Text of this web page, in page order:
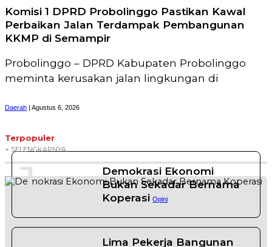
Komisi 1 DPRD Probolinggo Pastikan Kawal
Perbaikan Jalan Terdampak Pembangunan
KKMP di Semampir
Probolinggo – DPRD Kabupaten Probolinggo
meminta kerusakan jalan lingkungan di
Daerah | Agustus 6, 2026
Terpopuler
+ SELENGKAPNYA
1
Demokrasi Ekonomi
Bukan Sekadar Bernama
Koperasi Opini
Lima Pekerja Bangunan